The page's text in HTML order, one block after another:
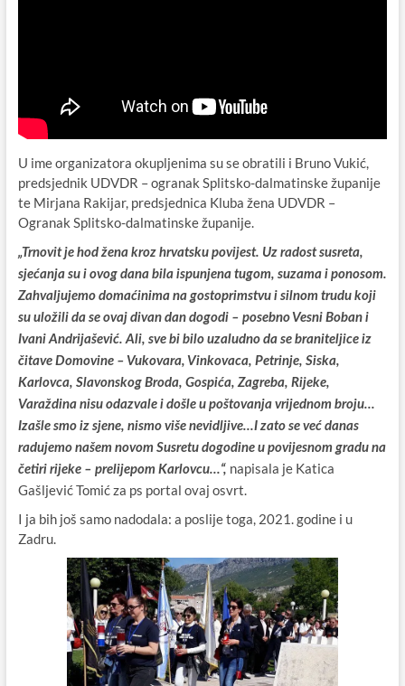
U ime organizatora okupljenima su se obratili i Bruno Vukić,
predsjednik UDVDR – ogranak Splitsko-dalmatinske županije
te Mirjana Rakijar, predsjednica Kluba žena UDVDR –
Ogranak Splitsko-dalmatinske županije.
„Trnovit je hod žena kroz hrvatsku povijest. Uz radost susreta,
sjećanja su i ovog dana bila ispunjena tugom, suzama i ponosom.
Zahvaljujemo domaćinima na gostoprimstvu i silnom trudu koji
su uložili da se ovaj divan dan dogodi – posebno Vesni Boban i
Ivani Andrijašević. Ali, sve bi bilo uzaludno da se braniteljice iz
čitave Domovine – Vukovara, Vinkovaca, Petrinje, Siska,
Karlovca, Slavonskog Broda, Gospića, Zagreba, Rijeke,
Varaždina nisu odazvale i došle u poštovanja vrijednom broju…
Izašle smo iz sjene, nismo više nevidljive…I zato se već danas
radujemo našem novom Susretu dogodine u povijesnom gradu na
četiri rijeke – prelijepom Karlovcu…“, napisala je Katica
Gašljević Tomić za ps portal ovaj osvrt.
I ja bih još samo nadodala: a poslije toga, 2021. godine i u
Zadru.